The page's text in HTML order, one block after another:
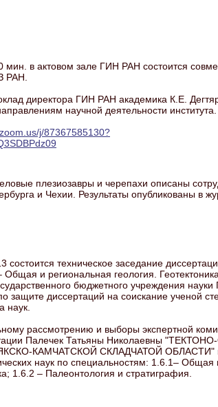
мин. в актовом зале ГИН РАН состоится
РАН.
директора ГИН РАН академика К.Е.
научной деятельности института.
j/87367585130?
плезиозавры и черепахи описаны
и Чехии. Результаты опубликованы в
состоится техническое заседание
и региональная геология.
бюджетного учреждения науки
защите диссертаций на соискание ученой
наук.
рассмотрению и выборы экспертной
Палечек Татьяны Николаевны
КАМЧАТСКОЙ СКЛАДЧАТОЙ ОБЛАСТИ" на
наук по специальностям: 1.6.1– Общая
1.6.2 – Палеонтология и стратиграфия.